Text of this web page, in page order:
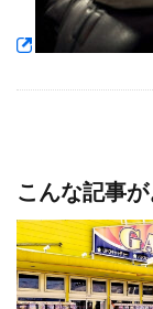
こんな記事